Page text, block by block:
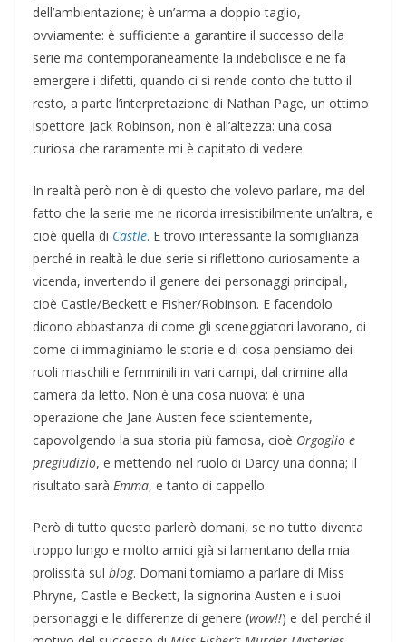
dell’ambientazione; è un’arma a doppio taglio,
ovviamente: è sufficiente a garantire il successo della
serie ma contemporaneamente la indebolisce e ne fa
emergere i difetti, quando ci si rende conto che tutto il
resto, a parte l’interpretazione di Nathan Page, un ottimo
ispettore Jack Robinson, non è all’altezza: una cosa
curiosa che raramente mi è capitato di vedere.
In realtà però non è di questo che volevo parlare, ma del
fatto che la serie me ne ricorda irresistibilmente un’altra, e
cioè quella di Castle. E trovo interessante la somiglianza
perché in realtà le due serie si riflettono curiosamente a
vicenda, invertendo il genere dei personaggi principali,
cioè Castle/Beckett e Fisher/Robinson. E facendolo
dicono abbastanza di come gli sceneggiatori lavorano, di
come ci immaginiamo le storie e di cosa pensiamo dei
ruoli maschili e femminili in vari campi, dal crimine alla
camera da letto. Non è una cosa nuova: è una
operazione che Jane Austen fece scientemente,
capovolgendo la sua storia più famosa, cioè Orgoglio e
pregiudizio, e mettendo nel ruolo di Darcy una donna; il
risultato sarà Emma, e tanto di cappello.
Però di tutto questo parlerò domani, se no tutto diventa
troppo lungo e molto amici già si lamentano della mia
prolissità sul blog. Domani torniamo a parlare di Miss
Phryne, Castle e Beckett, la signorina Austen e i suoi
personaggi e le differenze di genere (wow!!) e del perché il